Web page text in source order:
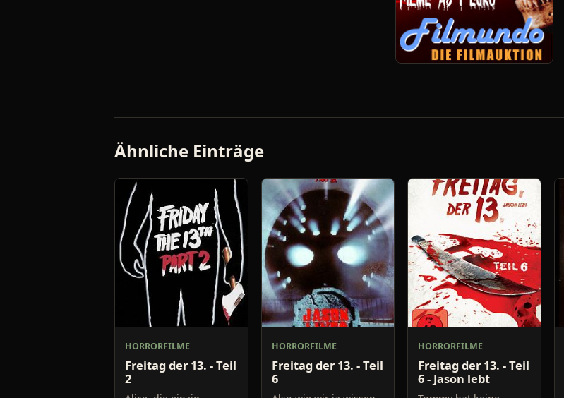
Ähnliche Einträge
HORRORFILME
Freitag der 13. - Teil
2
HORRORFILME
Freitag der 13. - Teil
6
HORRORFILME
Freitag der 13. - Teil
6 - Jason lebt